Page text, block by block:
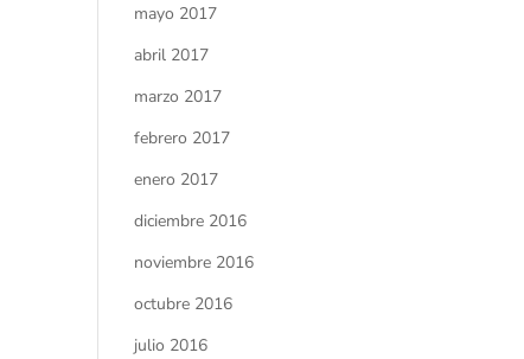
mayo 2017
abril 2017
marzo 2017
febrero 2017
enero 2017
diciembre 2016
noviembre 2016
octubre 2016
julio 2016